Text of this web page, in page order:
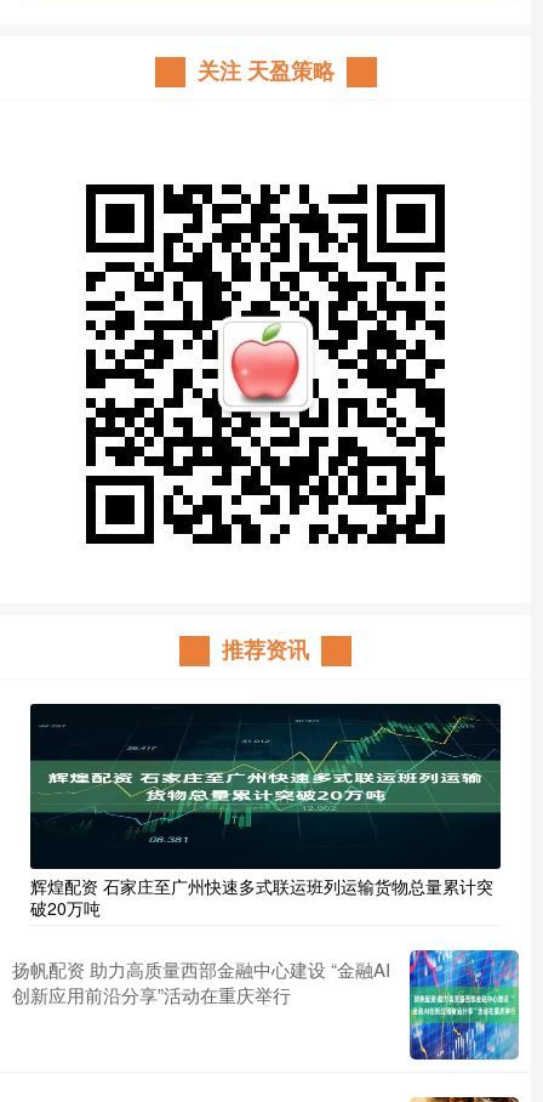
关注 天盈策略
推荐资讯
辉煌配资 石家庄至广州快速多式联运班列运输货物总量累计突
破20万吨
扬帆配资 助力高质量西部金融中心建设 “金融AI
创新应用前沿分享”活动在重庆举行